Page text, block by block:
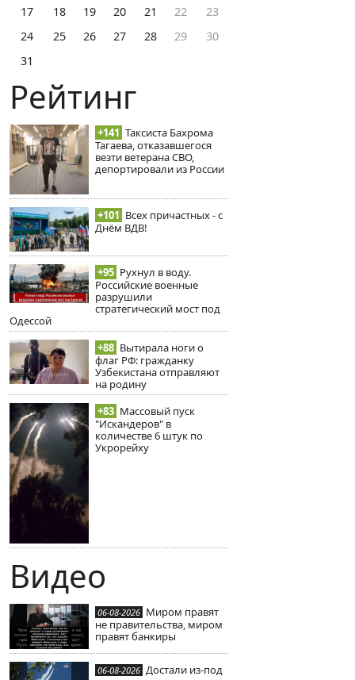
17
18 19 20 21 22
23
24
25 26 27 28 29
30
31
Рейтинг
+141 Таксиста Бахрома
Тагаева, отказавшегося
везти ветерана СВО,
депортировали из России
+101 Всех причастных - с
Днём ВДВ!
+95 Рухнул в воду.
Российские военные
разрушили
стратегический мост под
Одессой
+88 Вытирала ноги о
флаг РФ: гражданку
Узбекистана отправляют
на родину
+83 Массовый пуск
"Искандеров" в
количестве 6 штук по
Укрорейху
Видео
06-08-2026 Миром правят
не правительства, миром
правят банкиры
06-08-2026 Достали из-под